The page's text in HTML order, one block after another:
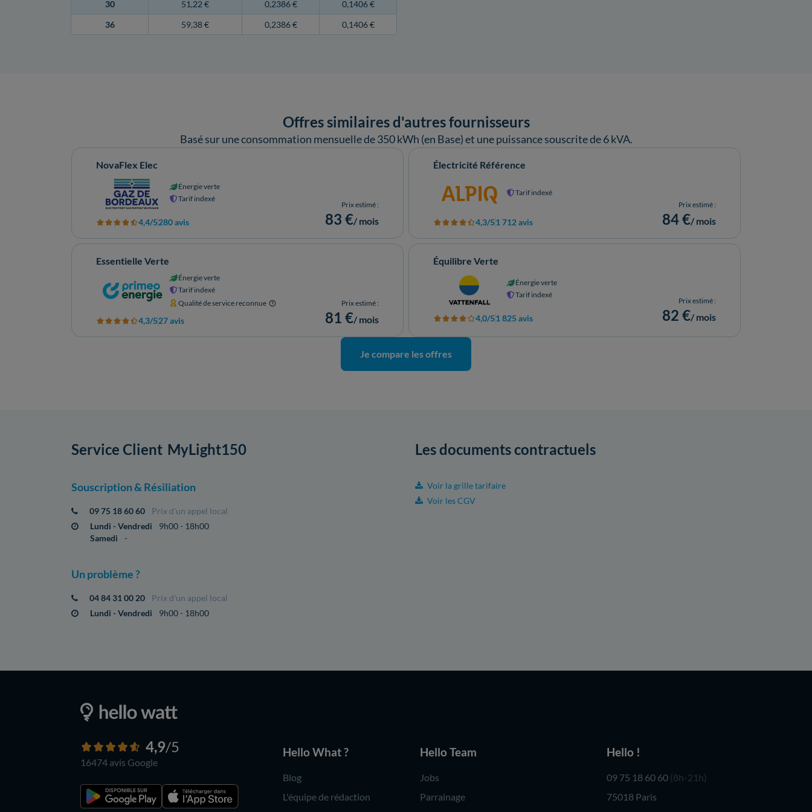
30
51,22 € 0,2386 €
0,1406 €
36
59,38 € 0,2386 € 0,1406 €
Offres similaires d'autres fournisseurs
Basé sur une consommation mensuelle de 350 kWh (en Base) et une puissance souscrite de 6 kVA.
NovaFlex Elec
Énergie verte
Tarif indexé
4,4/5280 avis
Prix estimé :
83 €/ mois
Électricité Référence
Tarif indexé
4,3/51 712 avis
Prix estimé :
84 €/ mois
Essentielle Verte
Énergie verte
Tarif indexé
Qualité de service reconnue
4,3/527 avis
Prix estimé :
81 €/ mois
Équilibre Verte
Énergie verte
Tarif indexé
4,0/51 825 avis
Prix estimé :
82 €/ mois
Je compare les offres
MyLight150
Service Client
Souscription & Résiliation
09 75 18 60 60
Prix d'un appel local
Lundi - Vendredi
9h00 - 18h00
Samedi
-
Un problème ?
04 84 31 00 20
Prix d'un appel local
Lundi - Vendredi
9h00 - 18h00
Les documentscontractuels
Voir la grille tarifaire
Voir les CGV
4,9/5
16474 avis Google
Hello What ?
Blog
L'équipe de rédaction
Hello Team
Jobs
Parrainage
Hello !
09 75 18 60 60 (8h-21h)
75018 Paris